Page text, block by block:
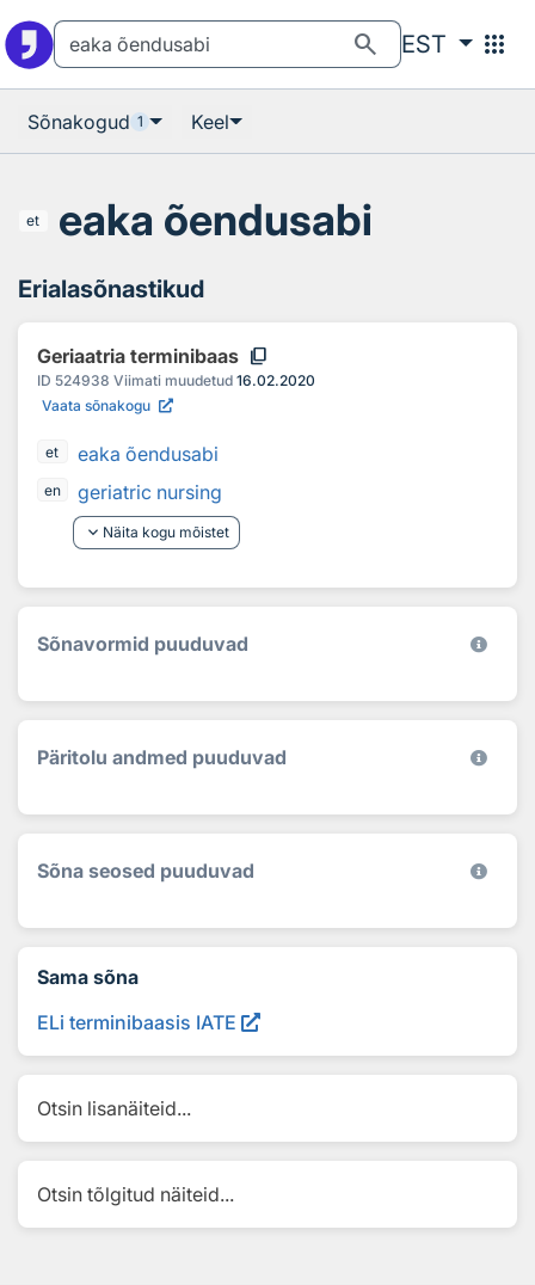
search EST apps
Sõnakogud 1 Keel
et eaka õendusabi
Erialasõnastikud
Geriaatria terminibaas content_copy
ID 524938 Viimati muudetud 16.02.2020
Vaata sõnakogu
et eaka õendusabi
en
geriatric nursing
keyboard_arrow_down Näita kogu mõistet
Sõnavormid puuduvad
Päritolu andmed puuduvad
Sõna seosed puuduvad
Sama sõna
ELi terminibaasis IATE
Otsin lisanäiteid...
Otsin tõlgitud näiteid...